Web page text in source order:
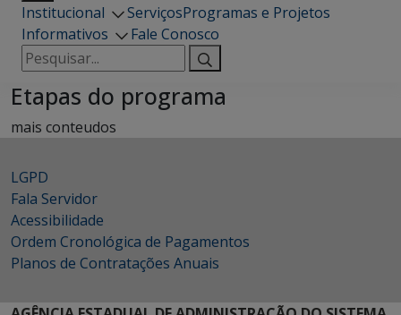
Institucional ServiçosProgramas e Projetos
Informativos
Fale Conosco
Pesquisar
por:
Etapas do programa
mais conteudos
LGPD
Fala Servidor
Acessibilidade
Ordem Cronológica de Pagamentos
Planos de Contratações Anuais